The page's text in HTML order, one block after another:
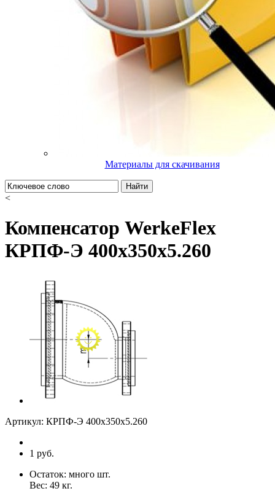
Материалы для скачивания
Найти
<
Компенсатор WerkeFlex
КРПФ-Э 400х350х5.260
Артикул: КРПФ-Э 400х350х5.260
1 руб.
Остаток: много шт.
Вес: 49 кг.